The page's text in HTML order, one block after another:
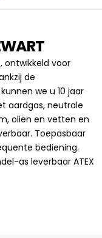
ontwikkeld voor
de
we u 10 jaar
aardgas, neutrale
oliën en vetten en
Toepasbaar
bediening.
as leverbaar ATEX